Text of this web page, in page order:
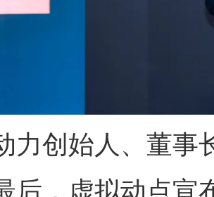
力创始人、董事
后，虚拟动点宣